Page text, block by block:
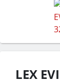
LEX